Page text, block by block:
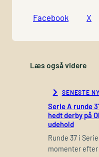
Facebook X
Læs også videre
SENESTE
Serie A runde
hedt derby på
udehold
Runde 37 i
momenter efter